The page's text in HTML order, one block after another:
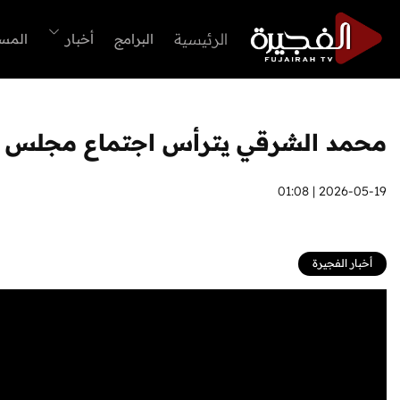
الرئيسية البرامج أخبار
محمد الشرقي يترأس اجتماع مجلس
2026-05-19 | 01:08
أخبار الفجيرة